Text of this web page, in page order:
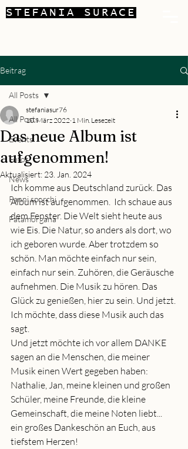
STEFANIA SURACE
Beitrag
All Posts
Events
Fotos
News
Panni sporchi
Fatamorgana
All Posts
Das neue Album ist
aufgenommen!
stefaniasur76
10. März 2022 1 Min. Lesezeit
Aktualisiert: 23. Jan. 2024
Ich komme aus Deutschland zurück. Das
Album ist aufgenommen.  Ich schaue aus
dem Fenster. Die Welt sieht heute aus
wie Eis. Die Natur, so anders als dort, wo
ich geboren wurde. Aber trotzdem so
schön. Man möchte einfach nur sein,
einfach nur sein. Zuhören, die Geräusche
aufnehmen. Die Musik zu hören. Das
Glück zu genießen, hier zu sein. Und jetzt.
Ich möchte, dass diese Musik auch das
sagt.
Und jetzt möchte ich vor allem DANKE
sagen an die Menschen, die meiner
Musik einen Wert gegeben haben:
Nathalie, Jan, meine kleinen und großen
Schüler, meine Freunde, die kleine
Gemeinschaft, die meine Noten liebt...
ein großes Dankeschön an Euch, aus
tiefstem Herzen!